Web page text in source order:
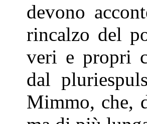
devono
rincalzo del
veri e propri
dal
Mimmo, che,